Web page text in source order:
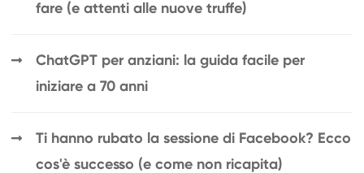
fare (e attenti alle nuove truffe)
ChatGPT per anziani: la guida facile per
iniziare a 70 anni
Ti hanno rubato la sessione di Facebook? Ecco
cos'è successo (e come non ricapita)